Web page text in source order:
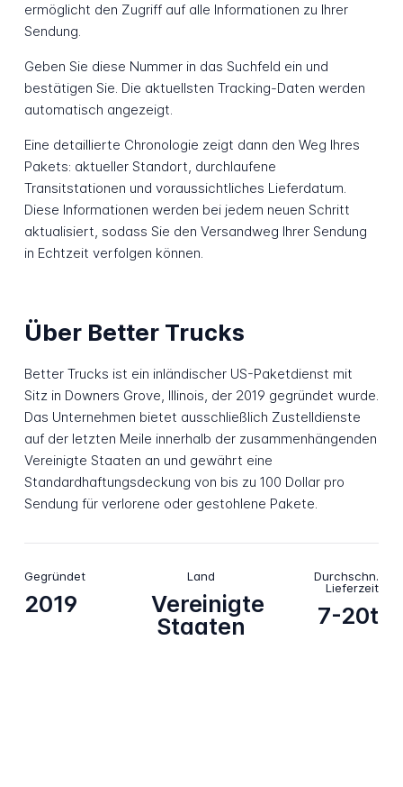
ermöglicht den Zugriff auf alle Informationen zu Ihrer
Sendung.
Geben Sie diese Nummer in das Suchfeld ein und
bestätigen Sie. Die aktuellsten Tracking-Daten werden
automatisch angezeigt.
Eine detaillierte Chronologie zeigt dann den Weg Ihres
Pakets: aktueller Standort, durchlaufene
Transitstationen und voraussichtliches Lieferdatum.
Diese Informationen werden bei jedem neuen Schritt
aktualisiert, sodass Sie den Versandweg Ihrer Sendung
in Echtzeit verfolgen können.
Über Better Trucks
Better Trucks ist ein inländischer US-Paketdienst mit
Sitz in Downers Grove, Illinois, der 2019 gegründet wurde.
Das Unternehmen bietet ausschließlich Zustelldienste
auf der letzten Meile innerhalb der zusammenhängenden
Vereinigte Staaten an und gewährt eine
Standardhaftungsdeckung von bis zu 100 Dollar pro
Sendung für verlorene oder gestohlene Pakete.
Gegründet
2019
Land
Vereinigte
Staaten
Durchschn.
Lieferzeit
7-20t